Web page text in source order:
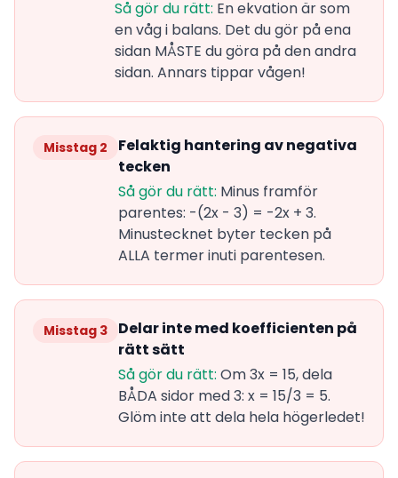
Så gör du rätt: En ekvation är som
en våg i balans. Det du gör på ena
sidan MÅSTE du göra på den andra
sidan. Annars tippar vågen!
Misstag 2
Felaktig hantering av negativa
tecken
Så gör du rätt: Minus framför
parentes: -(2x - 3) = -2x + 3.
Minustecknet byter tecken på
ALLA termer inuti parentesen.
Misstag 3
Delar inte med koefficienten på
rätt sätt
Så gör du rätt: Om 3x = 15, dela
BÅDA sidor med 3: x = 15/3 = 5.
Glöm inte att dela hela högerledet!